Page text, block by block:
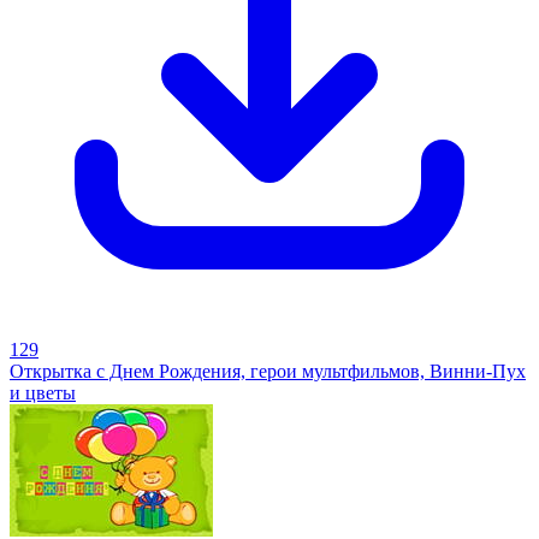
129
Открытка с Днем Рождения, герои мультфильмов, Винни-Пух
и цветы